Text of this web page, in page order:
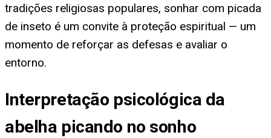
tradições religiosas populares, sonhar com picada
de inseto é um convite à proteção espiritual — um
momento de reforçar as defesas e avaliar o
entorno.
Interpretação psicológica da
abelha picando no sonho